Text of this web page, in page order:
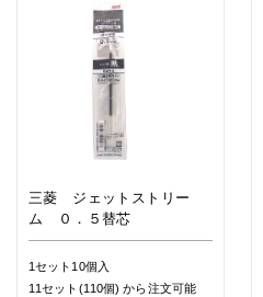
三菱 ジェットストリー
ム ０．５替芯
1セット10個入
11セット(110個)から注文可能